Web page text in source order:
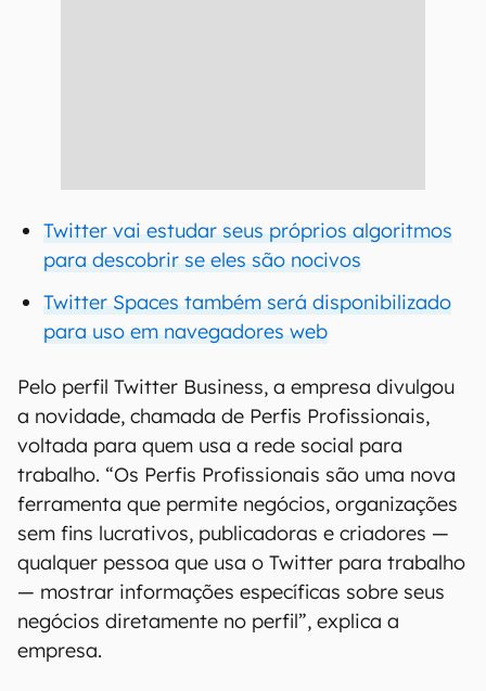
Twitter vai estudar seus próprios algoritmos
para descobrir se eles são nocivos
Twitter Spaces também será disponibilizado
para uso em navegadores web
Pelo perfil Twitter Business, a empresa divulgou
a novidade, chamada de Perfis Profissionais,
voltada para quem usa a rede social para
trabalho. “Os Perfis Profissionais são uma nova
ferramenta que permite negócios, organizações
sem fins lucrativos, publicadoras e criadores —
qualquer pessoa que usa o Twitter para trabalho
— mostrar informações específicas sobre seus
negócios diretamente no perfil”, explica a
empresa.